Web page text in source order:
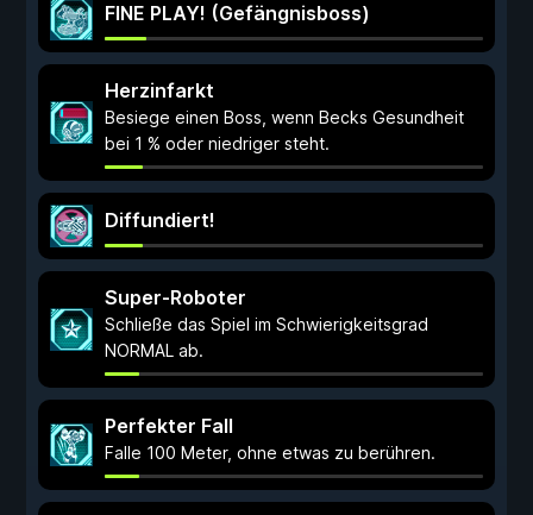
FINE PLAY! (Gefängnisboss)
Herzinfarkt
Besiege einen Boss, wenn Becks Gesundheit
bei 1 % oder niedriger steht.
Diffundiert!
Super-Roboter
Schließe das Spiel im Schwierigkeitsgrad
NORMAL ab.
Perfekter Fall
Falle 100 Meter, ohne etwas zu berühren.